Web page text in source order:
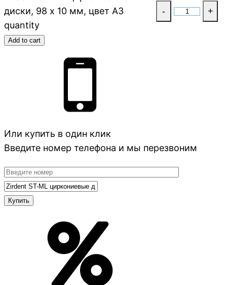
диски, 98 х 10 мм, цвет A3
quantity
- +
Add to cart
Или купить в один клик
Введите номер телефона и мы перезвоним